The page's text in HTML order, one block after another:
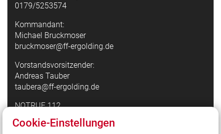
0179/5253574
Kommandant:
Michael Bruckmoser
bruckmoser@ff-ergolding.de
Vorstandsvorsitzender:
Andreas Tauber
taubera@ff-ergolding.de
NOTRUF 112
Cookie-Einstellungen